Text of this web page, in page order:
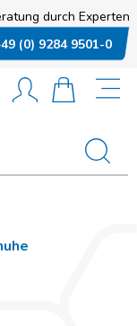
durch Experten
(0) 9284 9501-0